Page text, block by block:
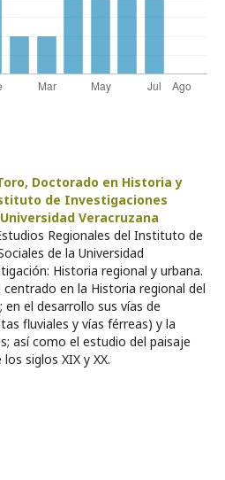
Doctorado en Historia y
de Investigaciones
Veracruzana
Regionales del Instituto de
de la Universidad
Historia regional y urbana.
en la Historia regional del
en el desarrollo sus vías de
fluviales y vías férreas) y la
así como el estudio del paisaje
siglos XIX y XX.